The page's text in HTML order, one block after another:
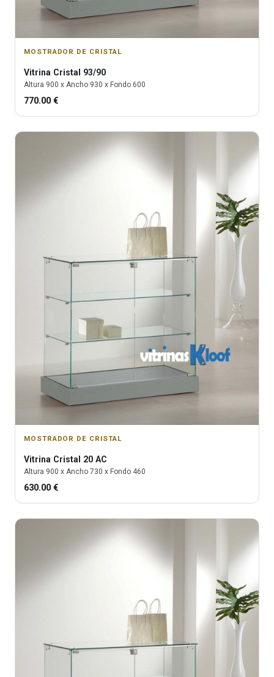
MOSTRADOR DE CRISTAL
Vitrina Cristal 93/90
Altura 900 x Ancho 930 x Fondo 600
770.00 €
MOSTRADOR DE CRISTAL
Vitrina Cristal 20 AC
Altura 900 x Ancho 730 x Fondo 460
630.00 €